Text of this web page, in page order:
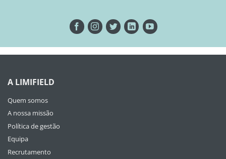
A LIMIFIELD
Quem somos
A nossa missão
Política de gestão
Equipa
Recrutamento